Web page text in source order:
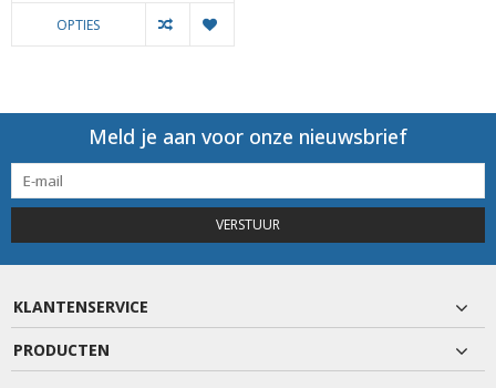
OPTIES
Meld je aan voor onze nieuwsbrief
VERSTUUR
KLANTENSERVICE
PRODUCTEN